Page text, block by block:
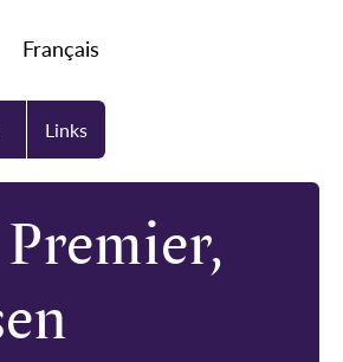
Français
Links